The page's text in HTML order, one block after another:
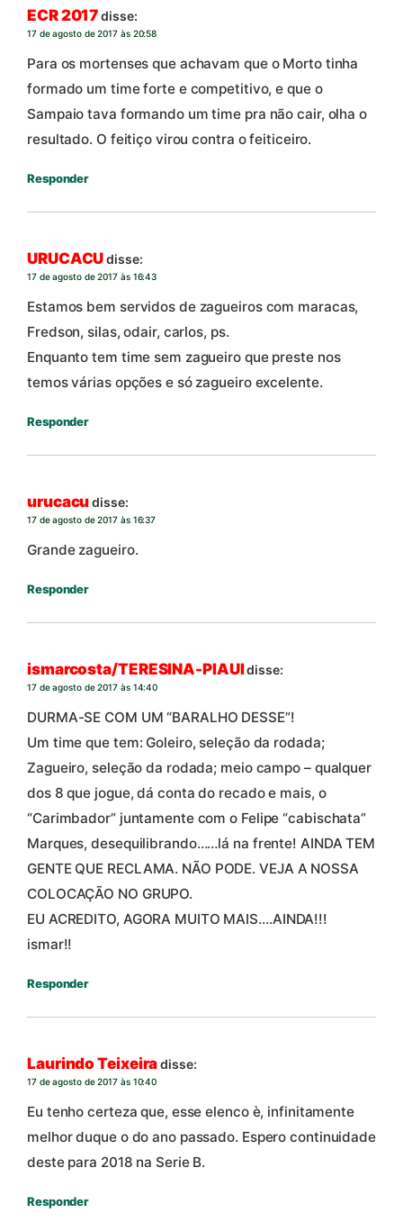
ECR 2017disse:
17 de agosto de 2017 às 20:58
Para os mortenses que achavam que o Morto tinha
formado um time forte e competitivo, e que o
Sampaio tava formando um time pra não cair, olha o
resultado. O feitiço virou contra o feiticeiro.
Responder
URUCACUdisse:
17 de agosto de 2017 às 16:43
Estamos bem servidos de zagueiros com maracas,
Fredson, silas, odair, carlos, ps.
Enquanto tem time sem zagueiro que preste nos
temos várias opções e só zagueiro excelente.
Responder
urucacudisse:
17 de agosto de 2017 às 16:37
Grande zagueiro.
Responder
ismarcosta/TERESINA-PIAUIdisse:
17 de agosto de 2017 às 14:40
DURMA-SE COM UM “BARALHO DESSE”!
Um time que tem: Goleiro, seleção da rodada;
Zagueiro, seleção da rodada; meio campo – qualquer
dos 8 que jogue, dá conta do recado e mais, o
“Carimbador” juntamente com o Felipe “cabischata”
Marques, desequilibrando……lá na frente! AINDA TEM
GENTE QUE RECLAMA. NÃO PODE. VEJA A NOSSA
COLOCAÇÃO NO GRUPO.
EU ACREDITO, AGORA MUITO MAIS….AINDA!!!
ismar!!
Responder
Laurindo Teixeiradisse:
17 de agosto de 2017 às 10:40
Eu tenho certeza que, esse elenco è, infinitamente
melhor duque o do ano passado. Espero continuidade
deste para 2018 na Serie B.
Responder